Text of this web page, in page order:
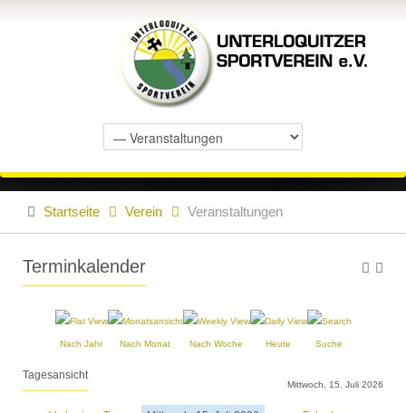
Startseite Verein Veranstaltungen
Terminkalender
Nach Jahr Nach Monat Nach Woche Heute Suche
Tagesansicht
Mittwoch, 15. Juli 2026